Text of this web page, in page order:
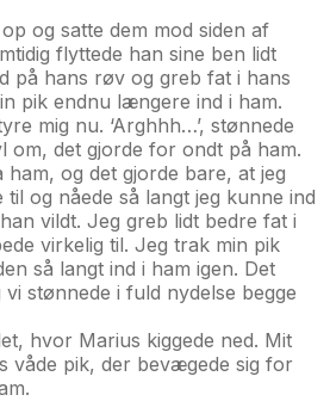
og satte dem mod siden af
flyttede han sine ben lidt
på hans røv og greb fat i hans
pik endnu længere ind i ham.
mig nu. ‘Arghhh…’, stønnede
om, det gjorde for ondt på ham.
ham, og det gjorde bare, at jeg
til og nåede så langt jeg kunne ind
vildt. Jeg greb lidt bedre fat i
virkelig til. Jeg trak min pik
så langt ind i ham igen. Det
stønnede i fuld nydelse begge
hvor Marius kiggede ned. Mit
våde pik, der bevægede sig for